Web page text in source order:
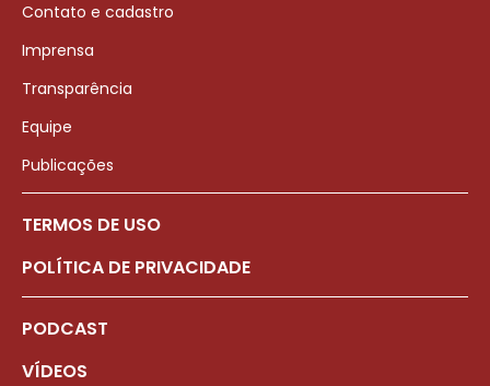
Contato e cadastro
Imprensa
Transparência
Equipe
Publicações
TERMOS DE USO
POLÍTICA DE PRIVACIDADE
PODCAST
VÍDEOS